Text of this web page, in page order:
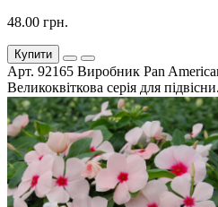
48.00 грн.
Купити
Арт. 92165 Виробник Pan
Великоквіткова серія для